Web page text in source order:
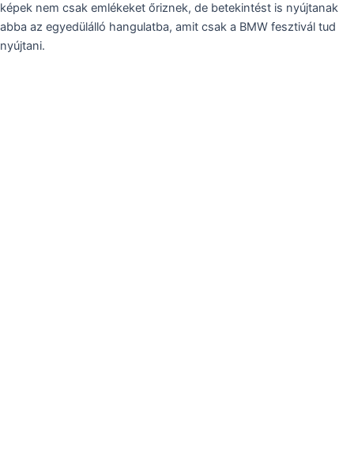
képek nem csak emlékeket őriznek, de betekintést is nyújtanak
abba az egyedülálló hangulatba, amit csak a BMW fesztivál tud
nyújtani.